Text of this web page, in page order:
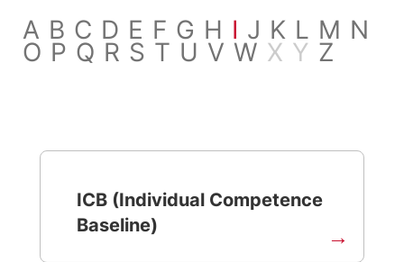
A B C D E F G H I J K L M N
O P Q R S T U V W X Y Z
ICB (Individual Competence
Baseline)